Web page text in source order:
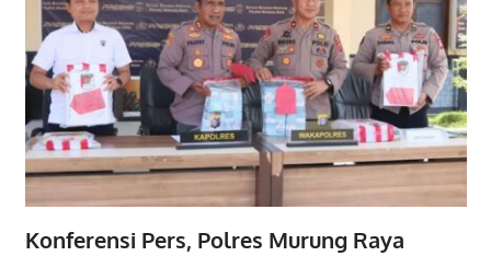
Konferensi Pers, Polres Murung Raya